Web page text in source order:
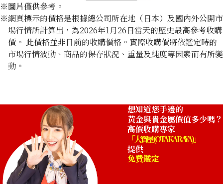
Platinum (Pt900) Emerald Cufflinks
收購參考價格
※圖片僅供參考。
※網頁標示的價格是根據總公司所在地（日本）及國內外公開市
場行情所計算出，為2026年1月26日當天的歷史最高參考收購
價。 此價格並非目前的收購價格。實際收購價將依鑑定時的
市場行情波動、商品的保存狀況、重量及純度等因素而有所變
動。
想知道您手邊的
黃金與貴金屬價值多少嗎？
高價收購專家
「大寶屋 (OTAKARAYA)」
提供
免費鑑定